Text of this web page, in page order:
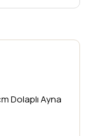
Dolaplı Ayna